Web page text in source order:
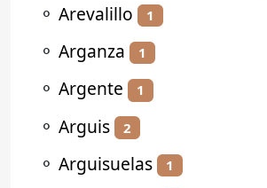
⚬ Arevalillo 1
⚬ Arganza 1
⚬ Argente 1
⚬ Arguis 2
⚬ Arguisuelas 1